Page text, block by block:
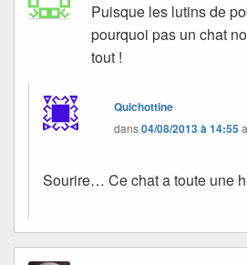
Puisque les lutins de
pourquoi pas un chat
tout !
Quichottine
dans04/08/2013 à 14:55
Sourire… Ce chat a toute une